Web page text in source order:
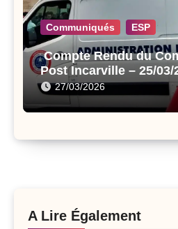
Communiqués ESP
Compte Rendu du
Post Incarville – 25/03/
27/03/2026
A Lire Également